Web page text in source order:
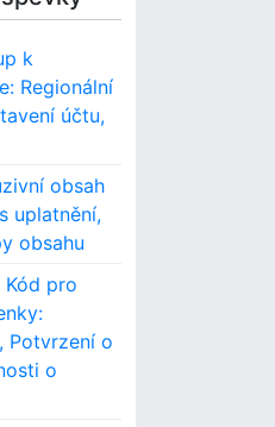
k
Regionální
účtu,
obsah
uplatnění,
obsahu
Kód pro
Potvrzení o
o